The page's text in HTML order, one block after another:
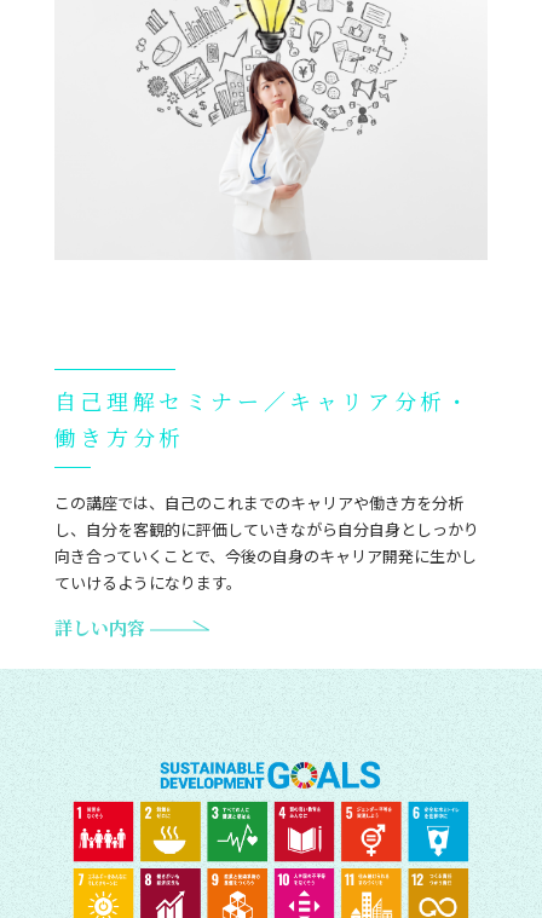
自己理解セミナー／キャリア分析・
働き方分析
この講座では、自己のこれまでのキャリアや働き方を分析
し、自分を客観的に評価していきながら自分自身としっかり
向き合っていくことで、今後の自身のキャリア開発に生かし
ていけるようになります。
詳しい内容